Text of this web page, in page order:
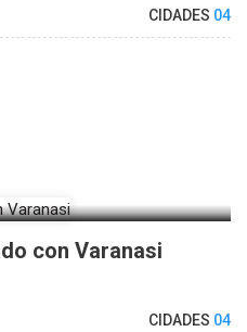
CIDADES 04
con Varanasi
CIDADES 04